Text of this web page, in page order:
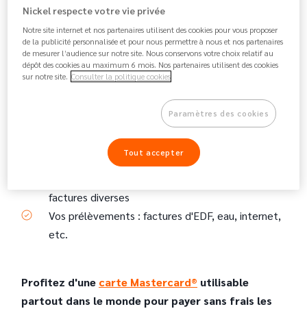
Nickel, vous permet d'obtenir un compte et RIB
français en seulement 5 minutes dans unpoint de
vente partenairepour centraliser toutes vos dépenses.
Avec votre compte et RIB Nickel, vous pourrez
mettre en place :
factures diverses
Vos prélèvements : factures d'EDF, eau, internet,
etc.
Profitez d'une carte Mastercard® utilisable
partout dans le monde pour payer sans frais les
Nickel respecte votre vie privée
Notre site internet et nos partenaires utilisent des cookies pour vous proposer
de la publicité personnalisée et pour nous permettre à nous et nos partenaires
de mesurer l’audience sur notre site. Nous conservons votre choix relatif au
dépôt des cookies au maximum 6 mois. Nos partenaires utilisent des cookies
sur notre site. Consulter la politique cookies
Paramètres des cookies
Tout accepter